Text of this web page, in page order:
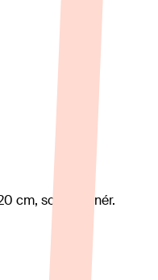
cm, sort askfinér.